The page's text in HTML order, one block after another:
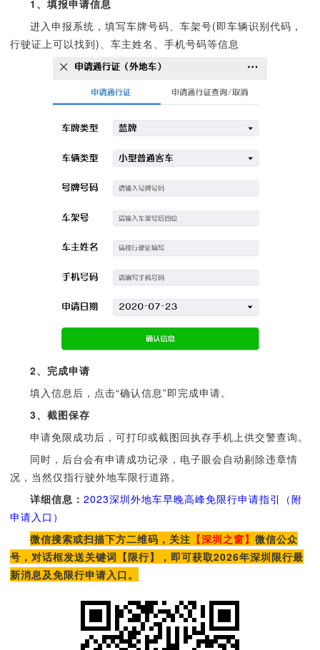
1 、填报申请信息
进入申报系统，填写车牌号码、车架号(即车辆识别代码，
行驶证上可以找到)、车主姓名、手机号码等信息
2、完成申请
填入信息后，点击“确认信息”即完成申请。
3、截图保存
申请免限成功后，可打印或截图回执存手机上供交警查询。
同时，后台会有申请成功记录，电子眼会自动剔除违章情
况，当然仅指行驶外地车限行道路。
详细信息： 2023深圳外地车早晚高峰免限行申请指引（附
申请入口）
微信搜索或扫描下方二维码，关注 【深圳之窗】 微信公众
号，对话框发送关键词【限行】，即可获取2026年深圳限行最
新消息及免限行申请入口。